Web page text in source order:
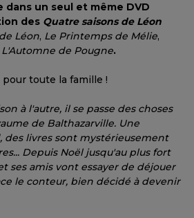
dans un seul et même DVD
des Quatre saisons de Léon
Léon, Le Printemps de Mélie,
L'Automne de Pougne.
toute la famille !
à l'autre, il se passe des choses
de Balthazarville. Une
des livres sont mystérieusement
Depuis Noël jusqu'au plus fort
ses amis vont essayer de déjouer
le conteur, bien décidé à devenir